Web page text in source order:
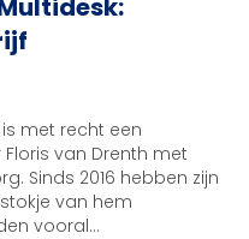
met recht een
van Drenth met
Sinds 2016 hebben zijn
van hem
vooral…